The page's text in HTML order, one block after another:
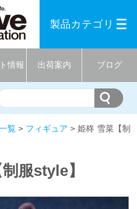
情報 出荷案内 ブログ
製品カテゴリ
覧 > フィギュア > 姫柊 雪菜【制
服style】